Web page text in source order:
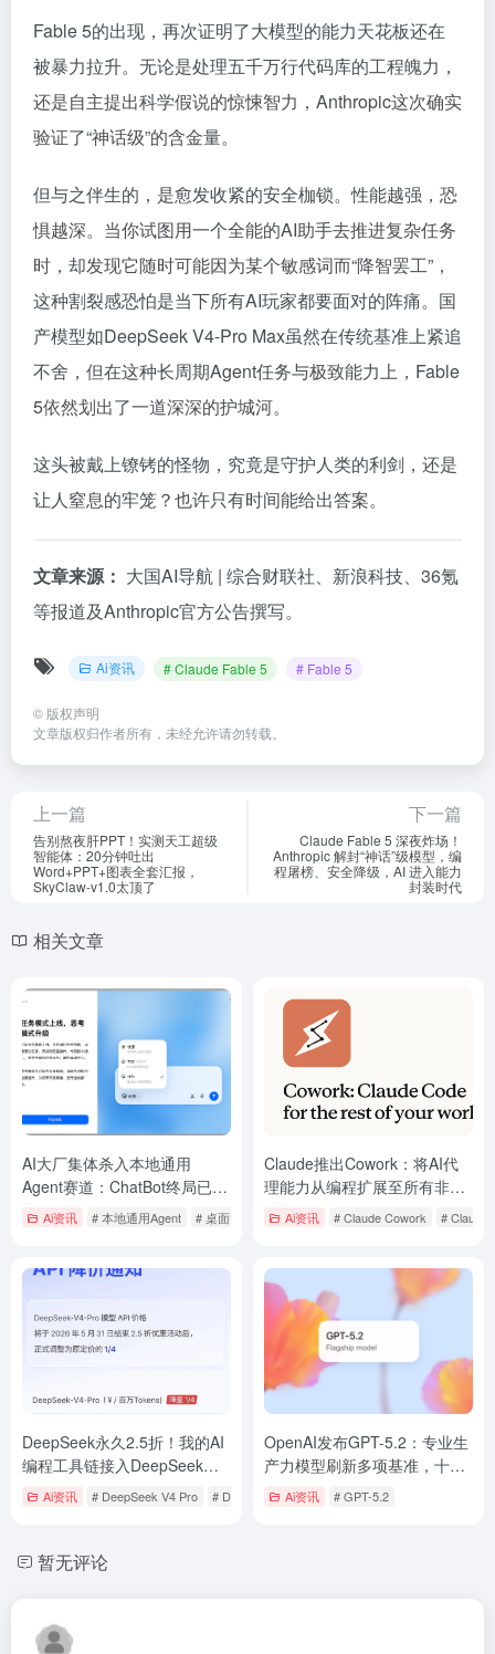
Fable 5的出现，再次证明了大模型的能力天花板还在
被暴力拉升。无论是处理五千万行代码库的工程魄力，
还是自主提出科学假说的惊悚智力，Anthropic这次确实
验证了“神话级”的含金量。
但与之伴生的，是愈发收紧的安全枷锁。性能越强，恐
惧越深。当你试图用一个全能的AI助手去推进复杂任务
时，却发现它随时可能因为某个敏感词而“降智罢工”，
这种割裂感恐怕是当下所有AI玩家都要面对的阵痛。国
产模型如DeepSeek V4-Pro Max虽然在传统基准上紧追
不舍，但在这种长周期Agent任务与极致能力上，Fable
5依然划出了一道深深的护城河。
这头被戴上镣铐的怪物，究竟是守护人类的利剑，还是
让人窒息的牢笼？也许只有时间能给出答案。
文章来源： 大国AI导航 | 综合财联社、新浪科技、36氪
等报道及Anthropic官方公告撰写。
Ai资讯 # Claude Fable 5 # Fable 5
© 版权声明
文章版权归作者所有，未经允许请勿转载。
上一篇
告别熬夜肝PPT！实测天工超级
智能体：20分钟吐出
Word+PPT+图表全套汇报，
SkyClaw-v1.0太顶了
下一篇
Claude Fable 5 深夜炸场！
Anthropic 解封“神话”级模型，编
程屠榜、安全降级，AI 进入能力
封装时代
相关文章
AI大厂集体杀入本地通用
Agent赛道：ChatBot终局已
定，桌面智能体大战全面打响
Ai资讯 # 本地通用Agent # 桌面智能体
Claude推出Cowork：将AI代
理能力从编程扩展至所有非编
码工作
Ai资讯 # Claude Cowork # Claude
DeepSeek永久2.5折！我的AI
编程工具链接入DeepSeek实
战指南
Ai资讯 # DeepSeek V4 Pro # DeepSeek V4 Pro价格
OpenAI发布GPT-5.2：专业生
产力模型刷新多项基准，十周
年强势回应谷歌竞争
Ai资讯 # GPT-5.2
暂无评论